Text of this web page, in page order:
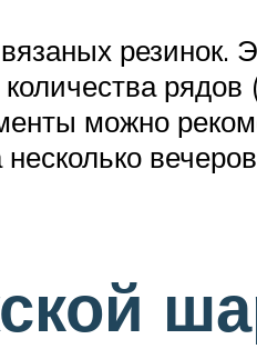
резинок.
можно